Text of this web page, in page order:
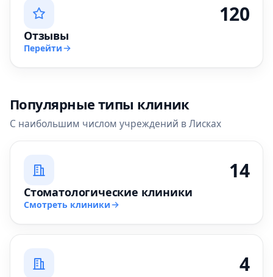
120
Отзывы
Перейти
Популярные типы клиник
С наибольшим числом учреждений в Лисках
14
Стоматологические клиники
Смотреть клиники
4